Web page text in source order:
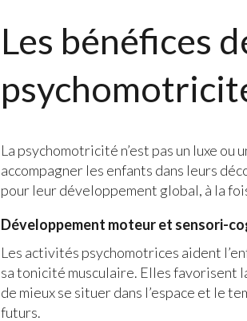
Les bénéfices
La psychomotricité n’est pas un luxe ou
accompagner les enfants dans leurs
pour leur développement global, à la
Développement moteur et sensori-
Les activités psychomotrices aident
sa tonicité musculaire. Elles favorisent
de mieux se situer dans l’espace et le
futurs.